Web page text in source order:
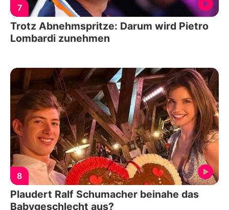
7
Trotz Abnehmspritze: Darum wird Pietro
Lombardi zunehmen
8
Plaudert Ralf Schumacher beinahe das
Babygeschlecht aus?